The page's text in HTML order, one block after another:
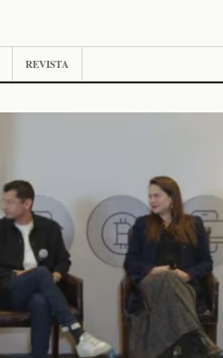
REVISTA